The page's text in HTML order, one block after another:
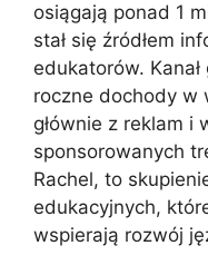
osiągają ponad 1
stał się źródłem
edukatorów.
roczne dochody w
głównie z reklam i
sponsorowanych
Rachel, to
edukacyjnych,
wspierają rozwój